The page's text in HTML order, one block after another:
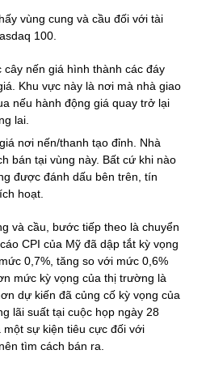
vùng cung và cầu đối với tài
100.
cây nến giá hình thành các đáy
Khu vực này là nơi mà nhà giao
nếu hành động giá quay trở lại
lai.
nơi nến/thanh tạo đỉnh. Nhà
bán tại vùng này. Bất cứ khi nào
được đánh dấu bên trên, tín
hoạt.
và cầu, bước tiếp theo là chuyển
CPI của Mỹ đã dập tắt kỳ vọng
0,7%, tăng so với mức 0,6%
mức kỳ vọng của thị trường là
dự kiến đã củng cố kỳ vọng của
lãi suất tại cuộc họp ngày 28
sự kiện tiêu cực đối với
tìm cách bán ra.